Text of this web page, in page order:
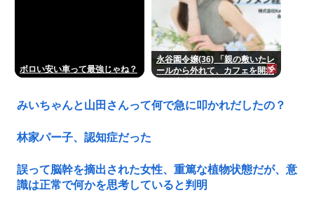
ボロい安い車って最強じゃね？
永谷園令嬢(36) 「親の敷いたレ
ールから外れて、カフェを開業
みいちゃんと山田さんって何で急に叩かれだしたの？
林家パー子、認知症だった
誤って脳幹を摘出された女性、重篤な植物状態だが、意
識は正常で何かを思考していると判明